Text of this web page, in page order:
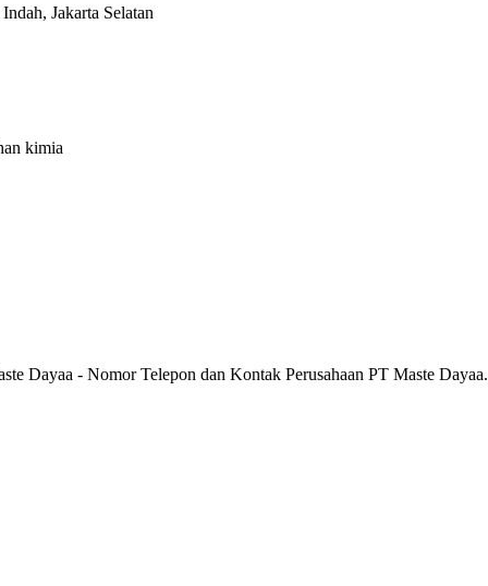
Jakarta Selatan
kimia
Dayaa - Nomor Telepon dan Kontak Perusahaan PT Maste Dayaa.